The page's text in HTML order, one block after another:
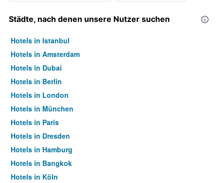
Städte, nach denen unsere Nutzer suchen
Hotels in Istanbul
Hotels in Amsterdam
Hotels in Dubai
Hotels in Berlin
Hotels in London
Hotels in München
Hotels in Paris
Hotels in Dresden
Hotels in Hamburg
Hotels in Bangkok
Hotels in Köln